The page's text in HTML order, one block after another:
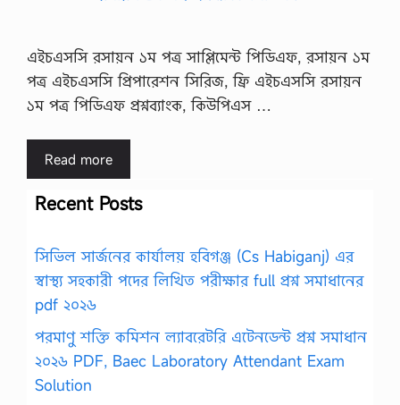
এইচএসসি রসায়ন ১ম পত্র সাপ্লিমেন্ট পিডিএফ, রসায়ন ১ম
পত্র এইচএসসি প্রিপারেশন সিরিজ, ফ্রি এইচএসসি রসায়ন
১ম পত্র পিডিএফ প্রশ্নব্যাংক, কিউপিএস …
Read more
Recent Posts
সিভিল সার্জনের কার্যালয় হবিগঞ্জ (Cs Habiganj) এর
স্বাস্থ্য সহকারী পদের লিখিত পরীক্ষার full প্রশ্ন সমাধানের
pdf ২০২৬
পরমাণু শক্তি কমিশন ল্যাবরেটরি এটেনডেন্ট প্রশ্ন সমাধান
২০২৬ PDF, Baec Laboratory Attendant Exam
Solution